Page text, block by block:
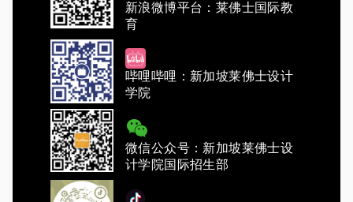
新浪微博平台：莱佛士国际教
育
哔哩哔哩：新加坡莱佛士设计
学院
微信公众号：新加坡莱佛士设
计学院国际招生部